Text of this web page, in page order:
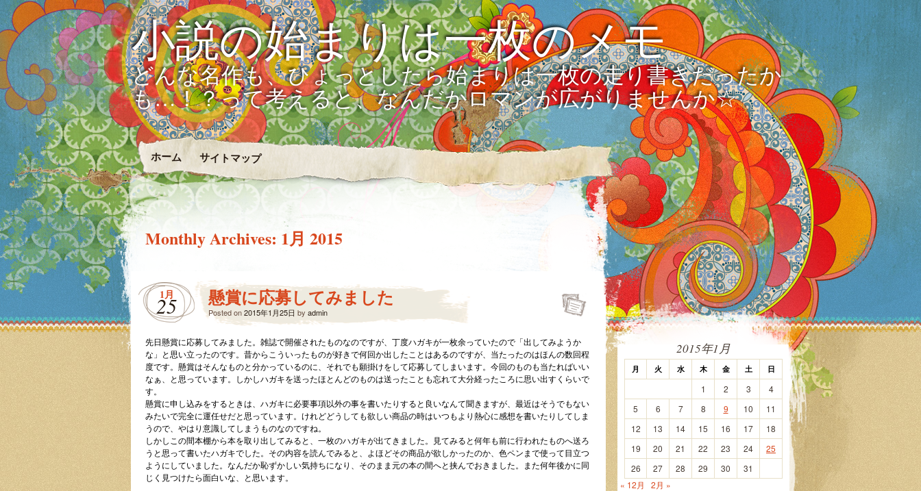
小説の始まりは一枚のメモ
どんな名作も、ひょっとしたら始まりは一枚の走り書きだったか
も…！？って考えると、なんだかロマンが広がりませんか☆
ホーム サイトマップ
Monthly Archives: 1月 2015
1月
25 懸賞に応募してみました
Posted on2015年1月25日 by admin
先日懸賞に応募してみました。雑誌で開催されたものなのですが、丁度ハガキが一枚余っていたので「出してみようか
な」と思い立ったのです。昔からこういったものが好きで何回か出したことはあるのですが、当たったのはほんの数回程
度です。懸賞はそんなものと分かっているのに、それでも願掛けをして応募してしまいます。今回のものも当たればいい
なぁ、と思っています。しかしハガキを送ったほとんどのものは送ったことも忘れて大分経ったころに思い出すくらいで
す。
懸賞に申し込みをするときは、ハガキに必要事項以外の事を書いたりすると良いなんて聞きますが、最近はそうでもない
みたいで完全に運任せだと思っています。けれどどうしても欲しい商品の時はいつもより熱心に感想を書いたりしてしま
うので、やはり意識してしまうものなのですね。
しかしこの間本棚から本を取り出してみると、一枚のハガキが出てきました。見てみると何年も前に行われたものへ送ろ
うと思って書いたハガキでした。その内容を読んでみると、よほどその商品が欲しかったのか、色ペンまで使って目立つ
ようにしていました。なんだか恥ずかしい気持ちになり、そのまま元の本の間へと挟んでおきました。また何年後かに同
じく見つけたら面白いな、と思います。
2015年1月
月 火 水 木 金 土 日
1 2 3
4
5
6 7 8 9 10
11
12
13 14 15 16 17
18
19
20 21 22 23 24
25
26
27 28 29 30
31
« 12月
2月 »